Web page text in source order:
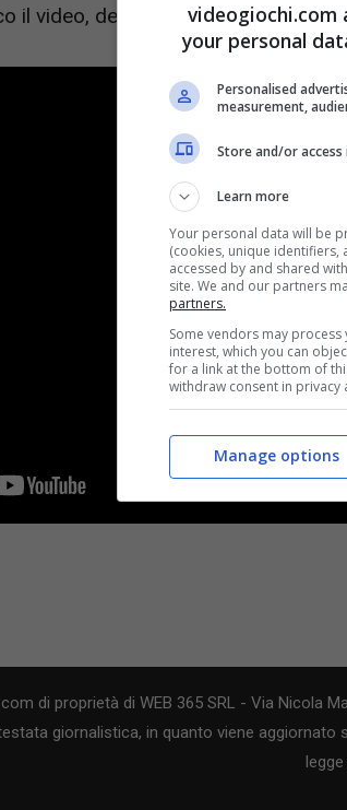
il video, della durata di circa sei
di proprietà di WEB 365 SRL - Via Nicola
giornalistica, in quanto viene
videogiochi.com
your personal
Personalised
measurement,
Store and/or
Learn more
Your personal data will be
(cookies, unique identifiers,
accessed by and shared
site. We and our partners
partners.
Some vendors may
interest, which you can
for a link at the bottom of
withdraw consent in privacy
Manage options